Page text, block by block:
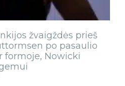
žvaigždės prieš
po pasaulio
formoje, Nowicki